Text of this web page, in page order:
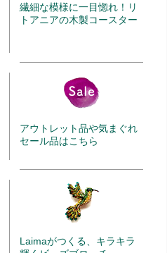
繊細な模様に一目惚れ！リ
トアニアの木製コースター
アウトレット品や気まぐれ
セール品はこちら
Laimaがつくる、キラキラ